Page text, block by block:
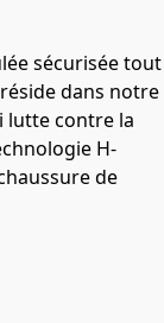
sécurisée tout
dans notre
lutte contre la
H-
de